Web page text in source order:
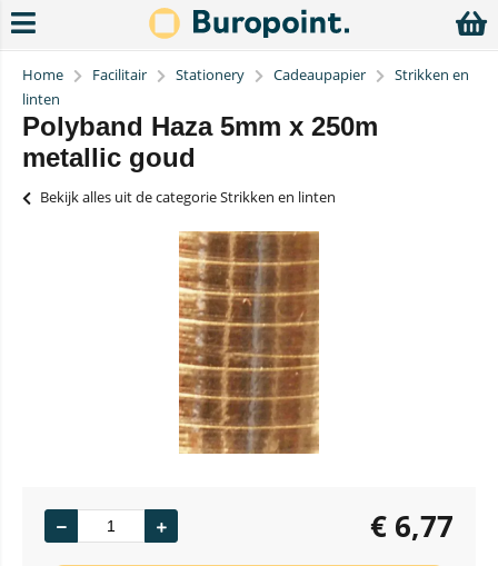
Home Facilitair Stationery Cadeaupapier
Strikken en
linten
Polyband Haza 5mm x 250m
metallic goud
Bekijk alles uit de categorie Strikken en linten
€ 6,77